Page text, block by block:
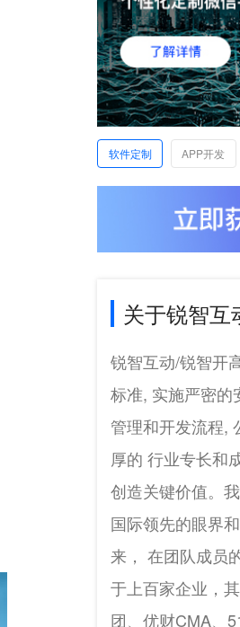
软件定制 APP开发
关于锐智互
锐智互动/锐智开
标准, 实施严密的
管理和开发流程,
厚的 行业专长和
创造关键价值。
国际领先的眼界
来， 在团队成员
于上百家企业，
团、优财CMA、